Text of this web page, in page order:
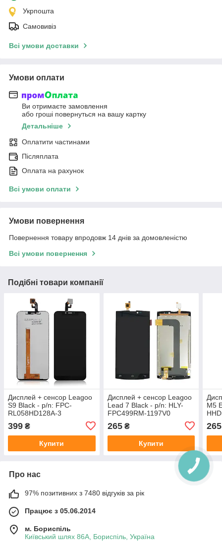
Укрпошта
Самовивіз
Всі умови доставки
Умови оплати
Ви отримаєте замовлення
або гроші повернуться на вашу картку
Детальніше
Оплатити частинами
Післяплата
Оплата на рахунок
Всі умови оплати
Умови повернення
Повернення товару впродовж 14 днів за домовленістю
Всі умови повернення
Подібні товари компанії
Дисплей + сенсор Leagoo
S9 Black - p/n: FPC-
RL058HD128A-3
399 ₴
Купити
Дисплей + сенсор Leagoo
Lead 7 Black - p/n: HLY-
FPC499RM-1197V0
265₴
Купити
M5
265
Про нас
97% позитивних з 7480 відгуків за рік
Працює з 05.06.2014
м. Бориспіль
Київський шлях 86А, Бориспіль, Україна